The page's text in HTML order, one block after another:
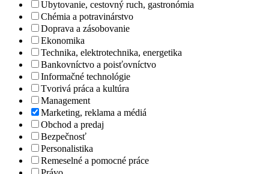
Ubytovanie, cestovný ruch, gastronómia
Chémia a potravinárstvo
Doprava a zásobovanie
Ekonomika
Technika, elektrotechnika, energetika
Bankovníctvo a poisťovníctvo
Informačné technológie
Tvorivá práca a kultúra
Management
Marketing, reklama a médiá
Obchod a predaj
Bezpečnosť
Personalistika
Remeselné a pomocné práce